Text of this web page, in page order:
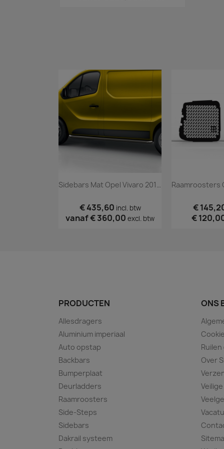
€ 435,60 incl. btw
vanaf€ 360,00 excl. btw
€
€
PRODUCTEN
Allesdragers
Aluminium imperiaal
Auto opstap
Backbars
Bumperplaat
Deurladders
Raamroosters
Side-Steps
Sidebars
Dakrail systeem
ONS
Over